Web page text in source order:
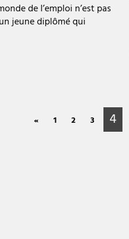
de l’emploi n’est pas
jeune diplômé qui
« 1 2 3 4